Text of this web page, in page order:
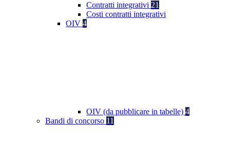
Contratti integrativi 21
Costi contratti integrativi
OIV 4
OIV (da pubblicare in tabelle) 4
Bandi di concorso 11